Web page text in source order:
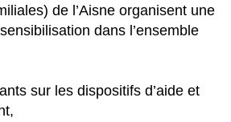
de l’Aisne organisent une
dans l’ensemble
sur les dispositifs d’aide et